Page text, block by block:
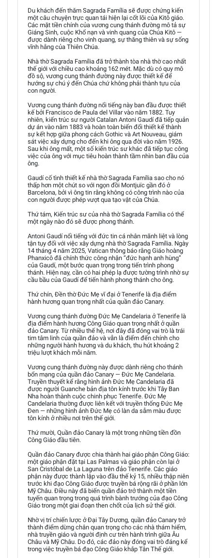
Du khách đến thăm Sagrada Família sẽ được chứng kiến
một câu chuyện trực quan tái hiện lại cốt lõi của Kitô giáo.
Các mặt tiền chính của vương cung thánh đường mô tả sự
Giáng Sinh, cuộc Khổ nạn và vinh quang của Chúa Kitô —
được dành riêng cho vinh quang, sự thăng thiên và sự sống
vĩnh hằng của Thiên Chúa.
Nhà thờ Sagrada Família đã trở thành tòa nhà thờ cao nhất
thế giới với chiều cao khoảng 162 mét. Mặc dù có quy mô
đồ sộ, vương cung thánh đường này được thiết kế để
hướng sự chú ý đến Chúa chứ không phải thành tựu của
con người.
Vương cung thánh đường nổi tiếng này ban đầu được thiết
kế bởi Francisco de Paula del Villar vào năm 1882. Tuy
nhiên, kiến trúc sư người Catalan Antoni Gaudí đã tiếp quản
dự án vào năm 1883 và hoàn toàn biến đổi thiết kế thành
sự kết hợp giữa phong cách Gothic và Art Nouveau, giám
sát việc xây dựng cho đến khi ông qua đời vào năm 1926.
Sau khi ông mất, một số kiến trúc sư khác đã tiếp tục công
việc của ông với mục tiêu hoàn thành tầm nhìn ban đầu của
ông.
Gaudí cố tình thiết kế nhà thờ Sagrada Família sao cho nó
thấp hơn một chút so với ngọn đồi Montjuïc gần đó ở
Barcelona, bởi vì ông tin rằng không có công trình nào của
con người được phép vượt qua tạo vật của Chúa.
Thứ tám, Kiến trúc sư của nhà thờ Sagrada Família có thể
một ngày nào đó sẽ được phong thánh.
Antoni Gaudí nổi tiếng với đức tin cá nhân mãnh liệt và lòng
tận tụy đối với việc xây dựng nhà thờ Sagrada Família. Ngày
14 tháng 4 năm 2025, Vatican thông báo rằng Giáo hoàng
Phanxicô đã chính thức công nhận “đức hạnh anh hùng”
của Gaudí, một bước quan trọng trong tiến trình phong
thánh. Hiện nay, cần có hai phép lạ được tường trình nhờ sự
cầu bầu của Gaudí để tiến hành phong thánh cho ông.
Thứ chín, Đền thờ Đức Mẹ vĩ đại ở Tenerife là địa điểm
hành hương quan trọng nhất của quần đảo Canary.
Vương cung thánh đường Đức Mẹ Candelaria ở Tenerife là
địa điểm hành hương Công Giáo quan trọng nhất ở quần
đảo Canary. Từ nhiều thế hệ, nơi đây đã đóng vai trò là trái
tim tâm linh của quần đảo và vẫn là điểm đến chính cho
những người hành hương và du khách, thu hút khoảng 2
triệu lượt khách mỗi năm.
Vương cung thánh đường này được dành riêng cho thánh
bổn mạng của quần đảo Canary — Đức Mẹ Candelaria.
Truyền thuyết kể rằng hình ảnh Đức Mẹ Candelaria đã
được người Guanche bản địa tôn kính trước khi Tây Ban
Nha hoàn thành cuộc chinh phục Tenerife. Đức Mẹ
Candelaria thường được liên kết với truyền thống Đức Mẹ
Đen — những hình ảnh Đức Mẹ có làn da sẫm màu được
tôn kính ở nhiều nơi trên thế giới.
Thứ mười, Quần đảo Canary là một trong những tiền đồn
Công Giáo đầu tiên.
Quần đảo Canary được chia thành hai giáo phận Công Giáo:
một giáo phận đặt tại Las Palmas và giáo phận còn lại ở
San Cristóbal de La Laguna trên đảo Tenerife. Các giáo
phận này được thành lập vào đầu thế kỷ 15, nhiều thập niên
trước khi đạo Công Giáo được truyền bá rộng rãi ở phần lớn
Mỹ Châu. Điều này đã biến quần đảo trở thành một tiền
tuyến quan trọng trong quá trình bành trướng của đạo Công
Giáo trong một giai đoạn then chốt của lịch sử thế giới.
Nhờ vị trí chiến lược ở Đại Tây Dương, quần đảo Canary trở
thành điểm dừng chân quan trọng cho các nhà thám hiểm,
nhà truyền giáo và người định cư trên hành trình giữa Âu
Châu và Mỹ Châu. Do đó, các đảo này đóng vai trò đáng kể
trong việc truyền bá đạo Công Giáo khắp Tân Thế giới.